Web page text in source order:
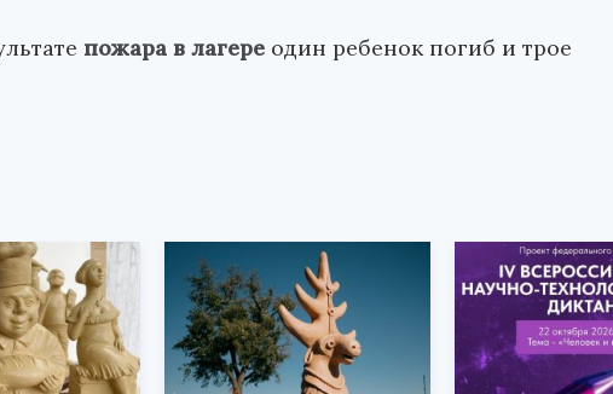
пожара в лагере один ребенок погиб и трое